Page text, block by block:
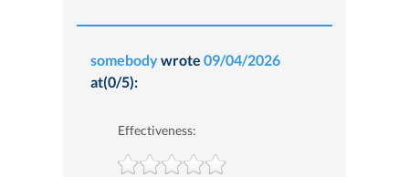
somebodywrote 09/04/2026
at(0/5):
Effectiveness: